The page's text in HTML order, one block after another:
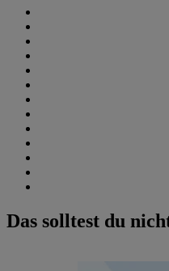
Das solltest du